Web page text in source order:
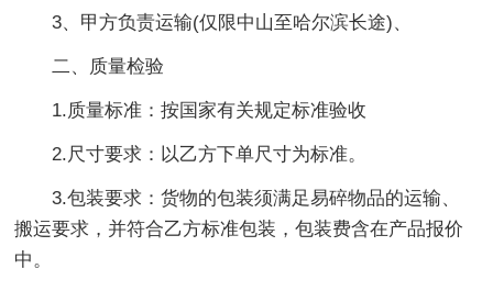
3、甲方负责运输(仅限中山至哈尔滨长途)、
二、质量检验
1.质量标准：按国家有关规定标准验收
2.尺寸要求：以乙方下单尺寸为标准。
3.包装要求：货物的包装须满足易碎物品的运输、
搬运要求，并符合乙方标准包装，包装费含在产品报价
中。